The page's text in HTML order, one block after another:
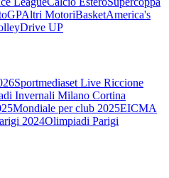
Altri MotoriBasketAmerica's
Drive UP
Sportmediaset Live Riccione
Invernali Milano Cortina
Mondiale per club 2025EICMA
2024Olimpiadi Parigi